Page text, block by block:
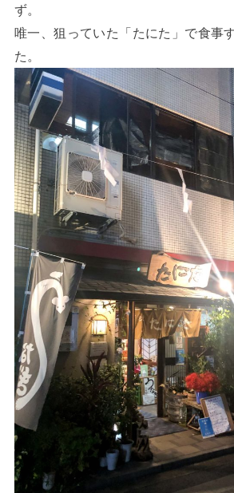
ず。
唯一、狙っていた「たにた」で食事
た。